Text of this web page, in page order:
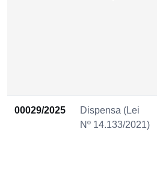
00029/2025
Dispensa (Lei
Nº 14.133/2021)